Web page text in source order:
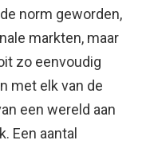
norm geworden,
markten, maar
zo eenvoudig
met elk van de
een wereld aan
Een aantal